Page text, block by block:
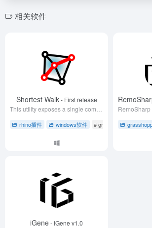
相关软件
Shortest Walk- First release
rhino插件 windows软件 # grasshopper草蜢插件
iGene- iGene v1.0